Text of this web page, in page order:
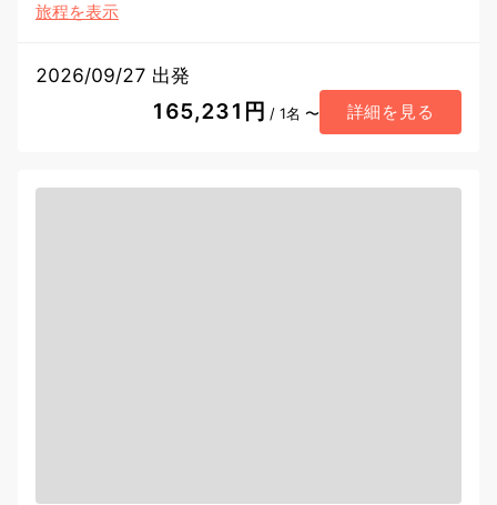
旅程を表示
2026/09/27 出発
165,231円 / 1名 〜 詳細を見る